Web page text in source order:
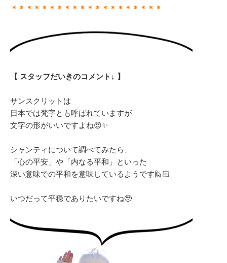
＊＊＊＊＊＊＊＊＊＊＊＊＊＊＊＊＊＊＊＊
【 スタッフだいきのコメント↓ 】
サンスクリットは
日本では梵字とも呼ばれていますが
文字の形がいいですよね😍✨
シャンティについて調べてみたら、
「心の平安」や「内なる平和」といった
深い意味での平和を意味しているようです🙋🏻
いつだって平穏でありたいですね🥹